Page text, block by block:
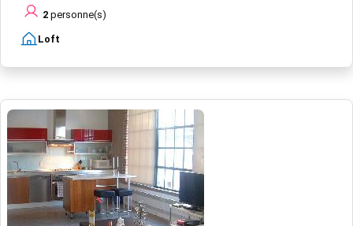
2 personne(s)
Loft